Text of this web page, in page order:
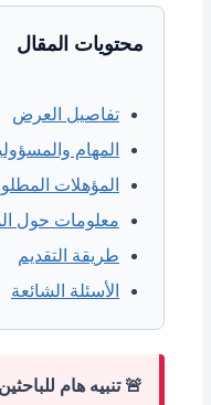
محتويات المقال
تفاصيل العرض
المهام
المؤهلات
معلومات حول
طريقة التقديم
الأسئلة الشائعة
🚨 تنبيه هام